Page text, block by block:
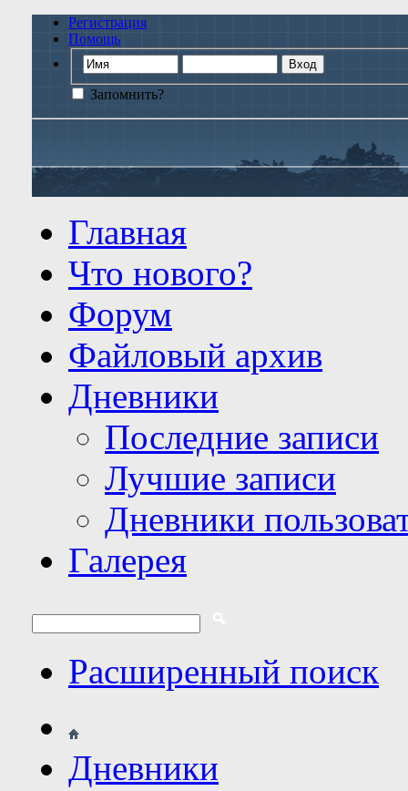
Регистрация
Помощь
Запомнить?
Главная
Что нового?
Форум
Файловый архив
Дневники
Последние записи
Лучшие записи
Дневники
Галерея
Расширенный поиск
Дневники